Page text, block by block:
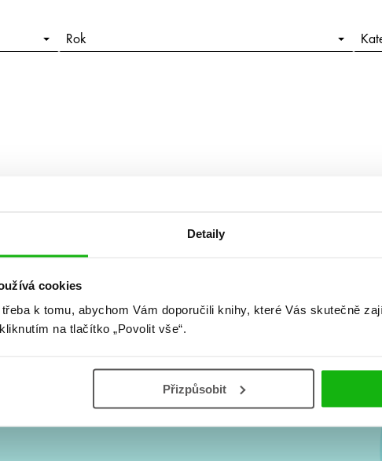
Detaily
cookies
k tomu, abychom Vám doporučili knihy, které Vás skutečně
na tlačítko „Povolit vše“.
Přizpůsobit
Rok